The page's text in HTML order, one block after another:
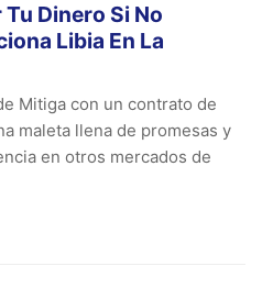
Dinero Si No
Libia En La
Mitiga con un contrato de
maleta llena de promesas y
en otros mercados de